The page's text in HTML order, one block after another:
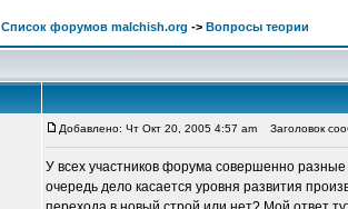
Список форумов malchish.org -> Вопросы теории
Добавлено: Чт Окт 20, 2005 4:57 am Заголовок
У всех участников форума совершенно
очередь дело касается уровня развития